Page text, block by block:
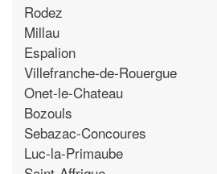
Rodez
Millau
Espalion
Villefranche-de-Rouergue
Onet-le-Chateau
Bozouls
Sebazac-Concoures
Luc-la-Primaube